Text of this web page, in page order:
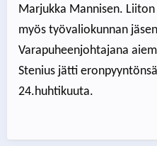
Marjukka Mannisen.
myös työvaliokunnan
Varapuheenjohtajana
Stenius jätti
24.huhtikuuta.